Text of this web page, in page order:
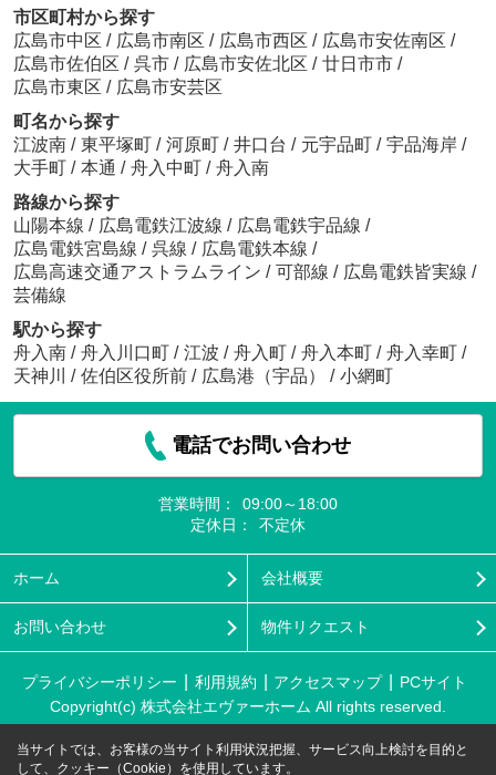
市区町村から探す
広島市中区 / 広島市南区 / 広島市西区 / 広島市安佐南区 /
広島市佐伯区 / 呉市 / 広島市安佐北区 / 廿日市市 /
広島市東区 / 広島市安芸区
町名から探す
江波南 / 東平塚町 / 河原町 / 井口台 / 元宇品町 / 宇品海岸 /
大手町 / 本通 / 舟入中町 / 舟入南
路線から探す
山陽本線 / 広島電鉄江波線 / 広島電鉄宇品線 /
広島電鉄宮島線 / 呉線 / 広島電鉄本線 /
広島高速交通アストラムライン / 可部線 / 広島電鉄皆実線 /
芸備線
駅から探す
舟入南 / 舟入川口町 / 江波 / 舟入町 / 舟入本町 / 舟入幸町 /
天神川
/ 佐伯区役所前 / 広島港（宇品） / 小網町
電話でお問い合わせ
営業時間：
09:00～18:00
定休日：
不定休
ホーム 会社概要
お問い合わせ 物件リクエスト
プライバシーポリシー 利用規約 アクセスマップ
PCサイト
Copyright(c) 株式会社エヴァーホーム All rights reserved.
当サイトでは、お客様の当サイト利用状況把握、サービス向上検討を目的と
して、クッキー（Cookie）を使用しています。